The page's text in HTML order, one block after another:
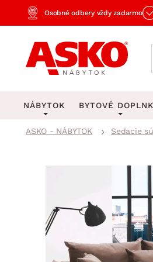
Osobné odbery vždy zadarmo
NÁBYTOK
Obývacia izba
Spálňa
Pracovňa a kancelária
BYTOVÉ
Kúpeľňové predložky
Zobrazit vše
ASKO - NÁBYTOK Sedacie